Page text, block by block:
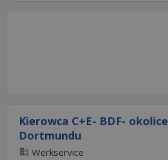
Kierowca C+E- BDF- okolice
Dortmundu
Werkservice